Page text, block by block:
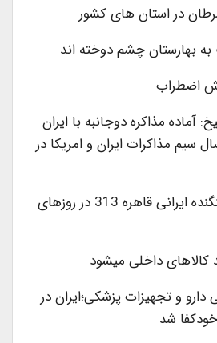
در استان های کشور
بهارستان چشم دوخته اند
اضطراب
آماده مذاکره دوجانبه با ایران
سیم مذاکرات ایران و امریکا در
-خودنمایی جهانی جنگنده ایرانی قاهره 313 در روزهای
کالاهای داخلی میشود
3 خط تولی دارو و تجهیزات پزشکی؛ایران در
خودکفا شد